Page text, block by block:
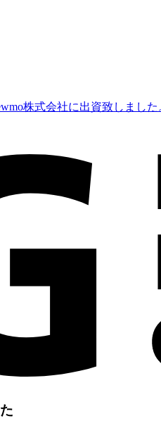
株式会社に出資致しました